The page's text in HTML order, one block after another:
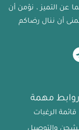
عن التميز ، نؤمن أن
أن ننال رضاكم
روابط مهمة
قائمة الرغبات